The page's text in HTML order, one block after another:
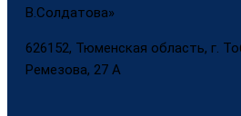
В.Солдатова»
626152, Тюменская область, г.
Ремезова, 27 А